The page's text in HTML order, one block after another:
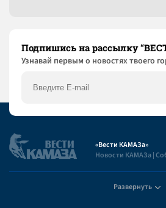
Подпишись на рассылку
Узнaвай первым о новостях твоего
«Вести КАМАЗа»
Новости КАМАЗа |
Развернуть